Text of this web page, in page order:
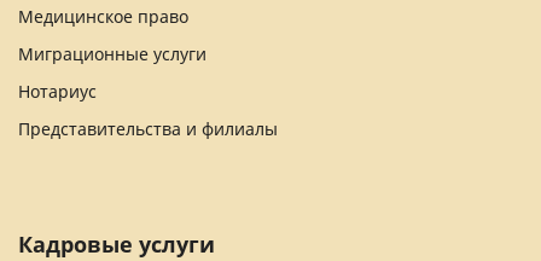
Медицинское право
Миграционные услуги
Нотариус
Представительства и филиалы
Кадровые услуги